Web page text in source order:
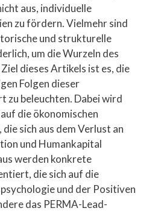
aus, individuelle
zu fördern. Vielmehr sind
und strukturelle
um die Wurzeln des
dieses Artikels ist es, die
Folgen dieser
zu beleuchten. Dabei wird
die ökonomischen
sich aus dem Verlust an
und Humankapital
werden konkrete
die sich auf die
und der Positiven
das PERMA-Lead-